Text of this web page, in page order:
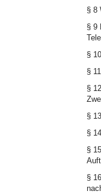
§ 8
§ 9
§
§
§
§
§
§
§